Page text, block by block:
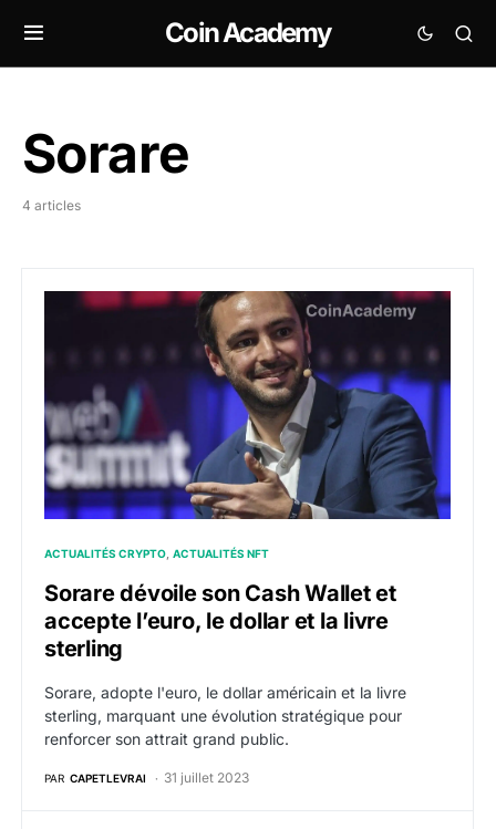
Coin Academy
Sorare
4 articles
Sorare dévoile son Cash Wallet et accepte l’euro, le
ACTUALITÉS CRYPTO ACTUALITÉS NFT
Sorare dévoile son Cash Wallet et
accepte l’euro, le dollar et la livre
sterling
Sorare, adopte l'euro, le dollar américain et la livre
sterling, marquant une évolution stratégique pour
renforcer son attrait grand public.
PAR CAPETLEVRAI 31 juillet 2023